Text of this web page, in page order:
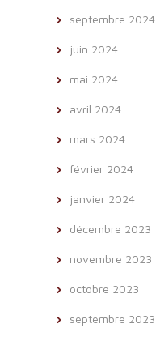
septembre 2024
juin 2024
mai 2024
avril 2024
mars 2024
février 2024
janvier 2024
décembre 2023
novembre 2023
octobre 2023
septembre 2023